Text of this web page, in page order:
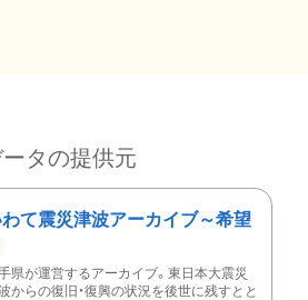
タの提供元
て震災津波アーカイブ～希望
県が運営するアーカイブ。東日本大震災
からの復旧・復興の状況を後世に残すとと